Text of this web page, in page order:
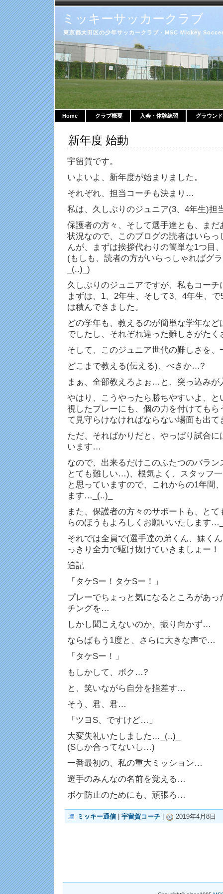
ミッキーサッカークラブ
東京都大田区の少年サッカークラブ・MSC Mickey
Home クラブ概要 入会・体験練習 グラウン
新年度 始動
宇留賀です。
いよいよ、新年度が始まりました。
それぞれ、担当コーチも決まり…
私は、久しぶりのジュニア(3、4年生)担
保護者の方々、そして選手達とも、ま
状況なので、このブログの読者はいら
んが、まずは挨拶代わりの簡単な1つ目
(もしも、読者の方がいらっしゃればグ
_(..)_)
久しぶりのジュニアですが、私もコー
まずは、1、2年生、そして3、4年生、
は積んできました。
どの学年も、教えるのが簡単な学年な
でしたし、それぞれ違った難しさがた
そして、このジュニア世代の難しさを
どこまで教える(伝える)、べきか…?
まぁ、全部教えろよぉ…と、突っ込み
やはり、こうやったら勝ちやすいよ、
視したプレーにも、個の力を付けても
て見守らけなければならない場面も出
ただ、そればかりだと、やっぱり試合
います…
なので、出来るだけこのふたつのバラ
とても難しい…)、根気よく、スタッフ
と思っていますので、これからの1年間
ます…_(..)_
また、保護者の方々のサポートも、と
らのほうもよろしくお願いいたします
それでは全員で(選手達の弟くん、妹く
っきり全力で駆け抜けていきましょー！
追記
「タケSー！タケSー！」
プレーでちょっと気になるところがあ
チングを…
しかし聞こえないのか、振り向かず…
ならばもう1度と、さらに大きな声で…
「タケSー！」
もしかして、ボク…?
と、笑いながら自分を指差す…
そう、君、君…
「ツヨS、ですけど…」
大変失礼いたしました…_(..)_
(Sしか合ってないし…)
一番最初の、私の重大ミッション…
選手のみんなの名前を覚える…
ボケ防止のためにも、頑張ろ…
ミッキー通信 宇留賀コーチ 2019年4月8日